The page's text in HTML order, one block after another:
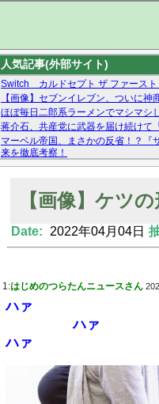
人気記事(外部サイト)
Switch カルドセプト ザ ファース
【画像】セブンイレブン、ついに神
ほぼ毎日二郎系ラーメンでマシマシ
蒋介石、共産党に武器を届け続けて
マーベル帝国、まさかの反省！？『
来を徹底考察！
【モー娘。石田亜佑美】ファースト
【画像】ケツ
Date: 2022年04月04日
1:はじめのつらたんニュースさん
ハァ
ハァ
ハァ